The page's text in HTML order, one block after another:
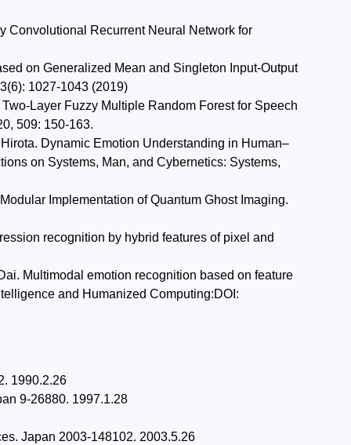
Convolutional Recurrent Neural Network for
on Generalized Mean and Singleton Input-Output
1027-1043 (2019)
Layer Fuzzy Multiple Random Forest for Speech
509: 150-163.
Dynamic Emotion Understanding in Human–
on Systems, Man, and Cybernetics: Systems,
Implementation of Quantum Ghost Imaging.
recognition by hybrid features of pixel and
Multimodal emotion recognition based on feature
and Humanized Computing:DOI:
1990.2.26
9-26880. 1997.1.28
Japan 2003-148102. 2003.5.26